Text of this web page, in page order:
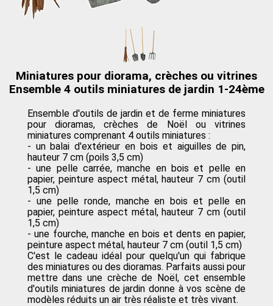
Miniatures pour diorama, crèches ou vitrines
Ensemble 4 outils miniatures de jardin 1-24ème
Ensemble d'outils de jardin et de ferme miniatures
pour dioramas, crèches de Noël ou vitrines
miniatures comprenant 4 outils miniatures :
- un balai d'extérieur en bois et aiguilles de pin,
hauteur 7 cm (poils 3,5 cm)
- une pelle carrée, manche en bois et pelle en
papier, peinture aspect métal, hauteur 7 cm (outil
1,5 cm)
- une pelle ronde, manche en bois et pelle en
papier, peinture aspect métal, hauteur 7 cm (outil
1,5 cm)
- une fourche, manche en bois et dents en papier,
peinture aspect métal, hauteur 7 cm (outil 1,5 cm)
C'est le cadeau idéal pour quelqu'un qui fabrique
des miniatures ou des dioramas. Parfaits aussi pour
mettre dans une crèche de Noël, cet ensemble
d'outils miniatures de jardin donne à vos scène de
modèles réduits un air très réaliste et très vivant.